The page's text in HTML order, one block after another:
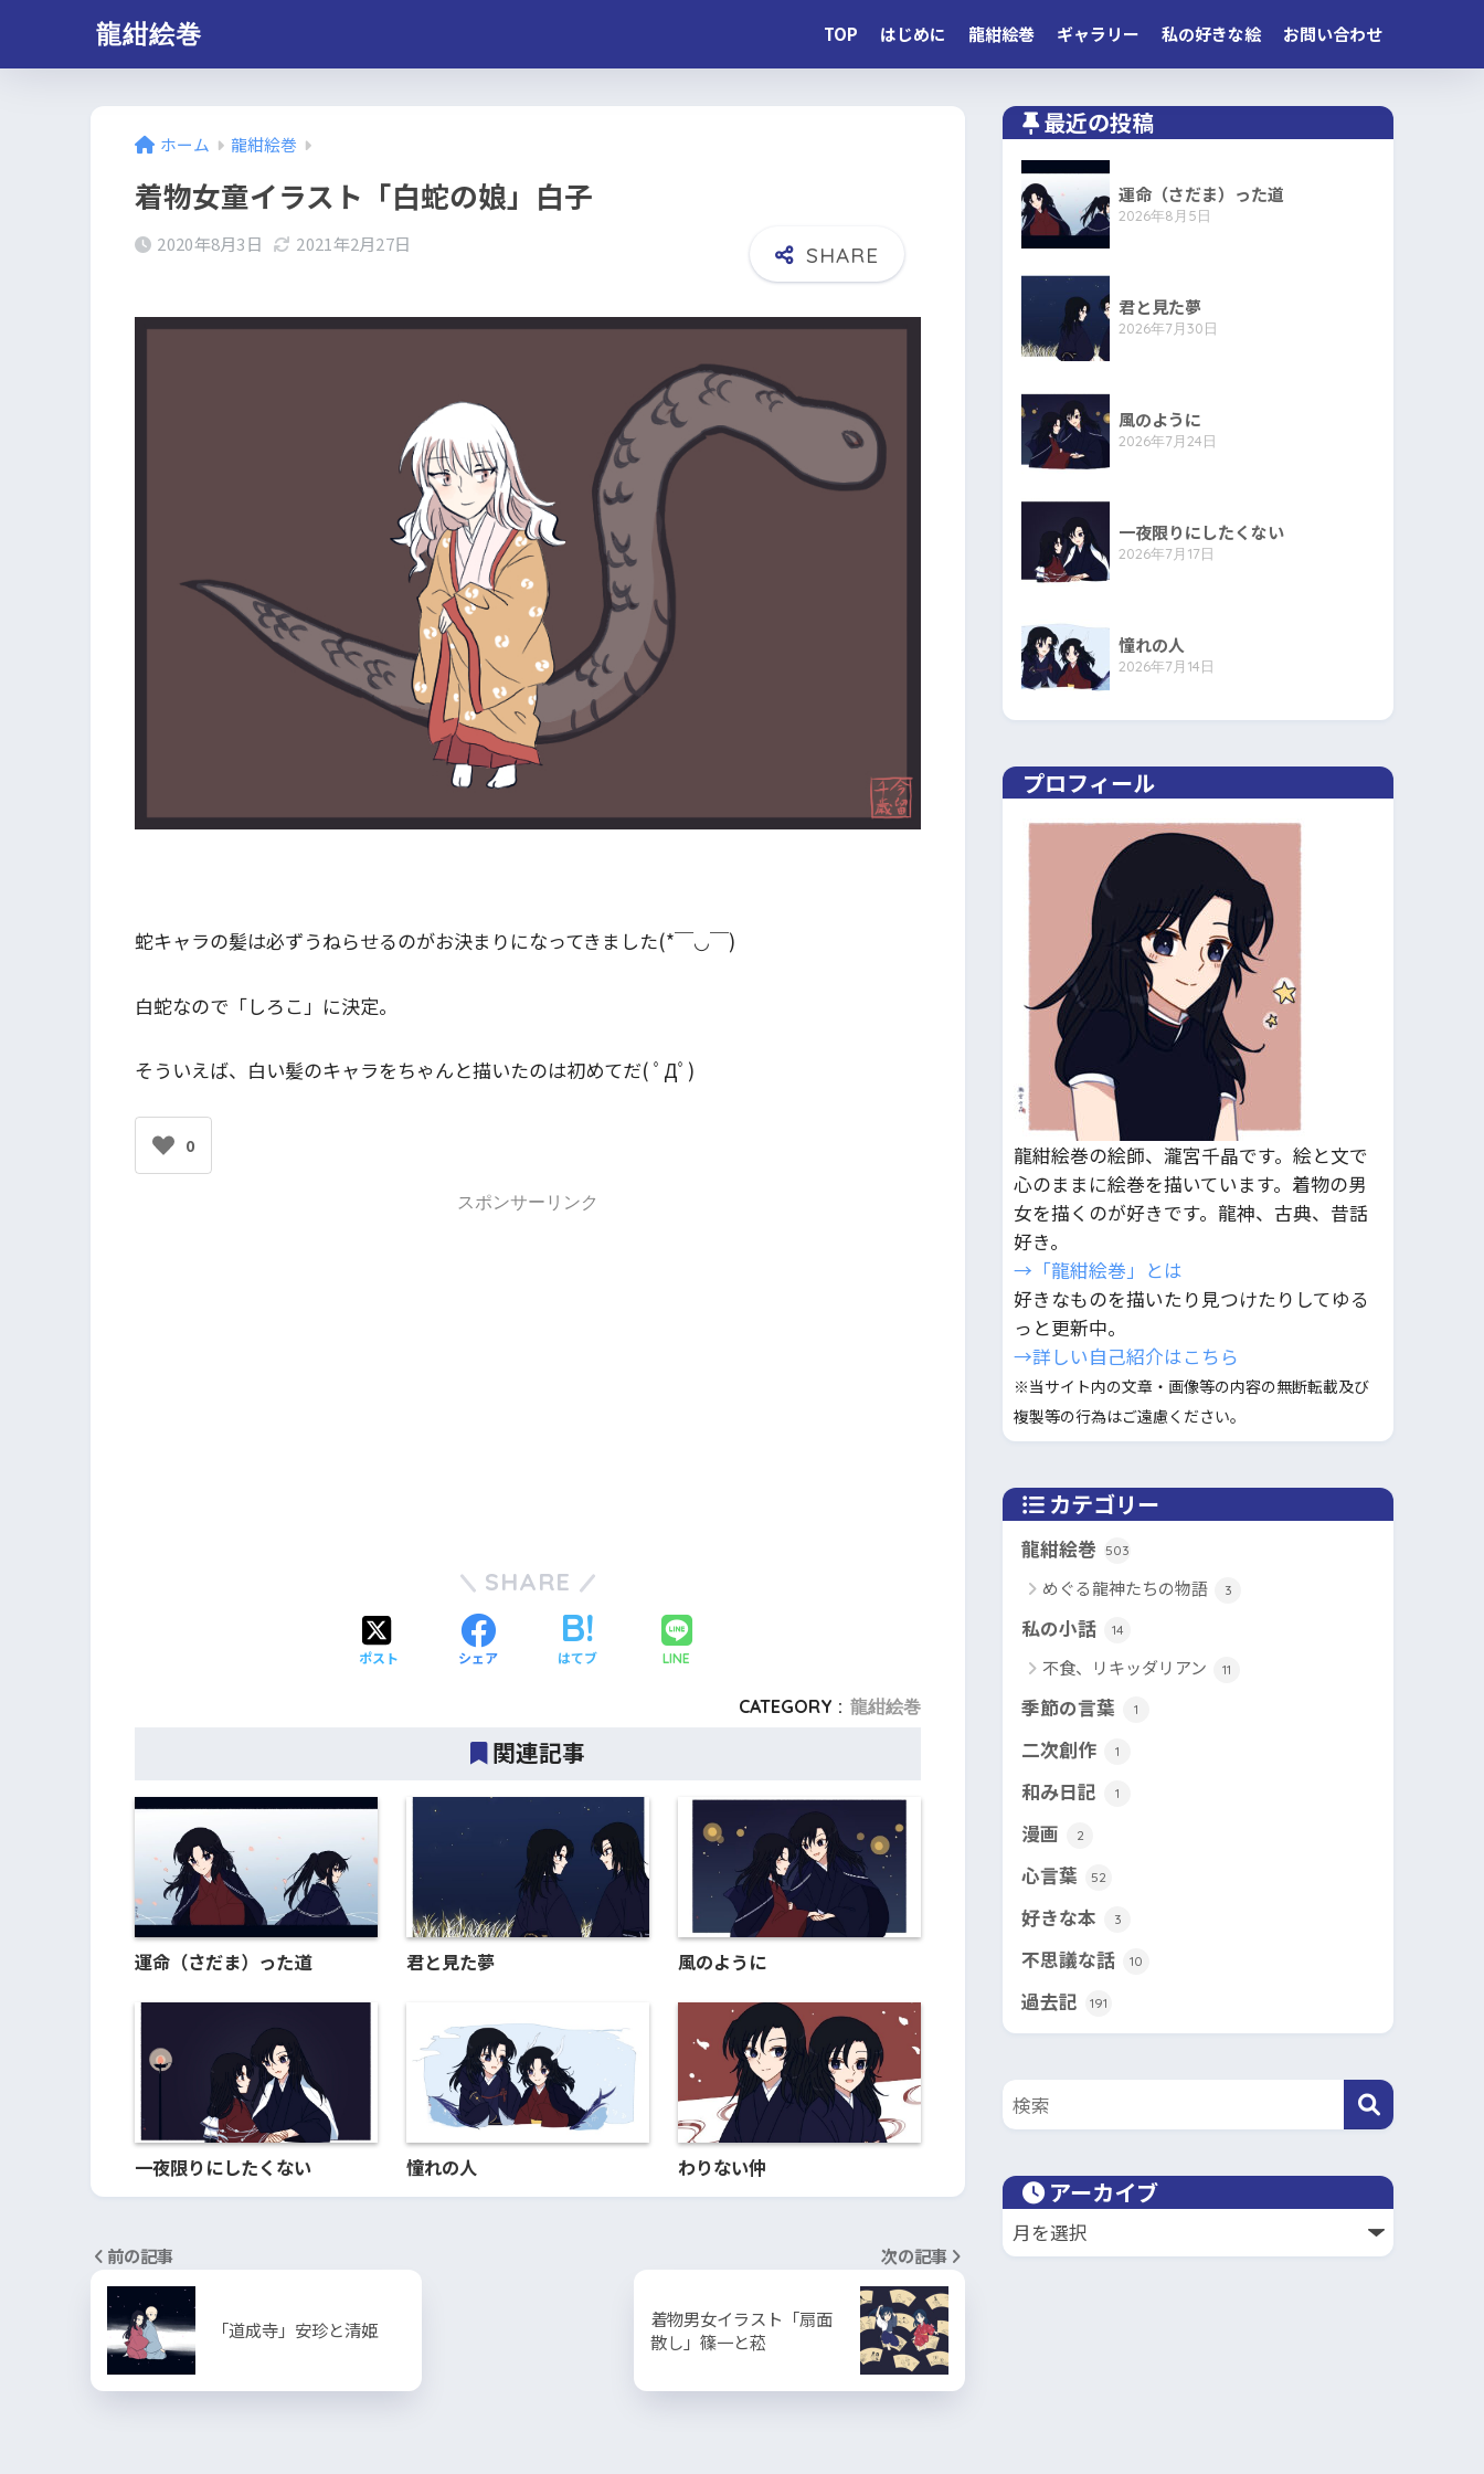
龍紺絵巻 TOP はじめに 龍紺絵巻 ギャラリー 私の好きな絵 お問い合わせ
ホーム 龍紺絵巻
着物女童イラスト「白蛇の娘」白子
2020年8月3日 2021年2月27日
蛇キャラの髪は必ずうねらせるのがお決まりになってきました(*￣◡￣)
白蛇なので「しろこ」に決定。
そういえば、白い髪のキャラをちゃんと描いたのは初めてだ( ﾟДﾟ)
0
スポンサーリンク
SHARE
ポスト シェア はてブ LINE
CATEGORY : 龍紺絵巻
関連記事
運命（さだま）った道 君と見た夢 風のように
一夜限りにしたくない 憧れの人 わりない仲
前の記事
「道成寺」安珍と清姫
次の記事
着物男女イラスト「扇面
散し」篠一と菘
最近の投稿
運命（さだま）った道
2026年8月5日
君と見た夢
2026年7月30日
風のように
2026年7月24日
一夜限りにしたくない
2026年7月17日
憧れの人
2026年7月14日
プロフィール
龍紺絵巻の絵師、瀧宮千晶です。絵と文で
心のままに絵巻を描いています。着物の男
女を描くのが好きです。龍神、古典、昔話
好き。
→「龍紺絵巻」とは
好きなものを描いたり見つけたりしてゆる
っと更新中。
→詳しい自己紹介はこちら
※当サイト内の文章・画像等の内容の無断転載及び
複製等の行為はご遠慮ください。
カテゴリー
龍紺絵巻 503
めぐる龍神たちの物語 3
私の小話 14
不食、リキッダリアン 11
季節の言葉 1
二次創作 1
和み日記 1
漫画 2
心言葉 52
好きな本 3
不思議な話 10
過去記 191
アーカイブ